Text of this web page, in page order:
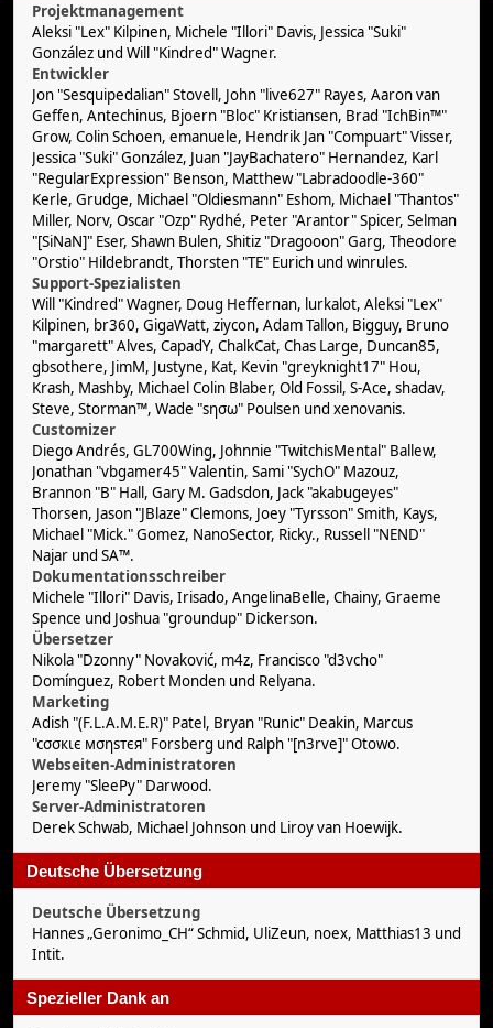
Projektmanagement
Aleksi "Lex" Kilpinen, Michele "Illori" Davis, Jessica "Suki"
González und Will "Kindred" Wagner.
Entwickler
Jon "Sesquipedalian" Stovell, John "live627" Rayes, Aaron van
Geffen, Antechinus, Bjoern "Bloc" Kristiansen, Brad "IchBin™"
Grow, Colin Schoen, emanuele, Hendrik Jan "Compuart" Visser,
Jessica "Suki" González, Juan "JayBachatero" Hernandez, Karl
"RegularExpression" Benson, Matthew "Labradoodle-360"
Kerle, Grudge, Michael "Oldiesmann" Eshom, Michael "Thantos"
Miller, Norv, Oscar "Ozp" Rydhé, Peter "Arantor" Spicer, Selman
"[SiNaN]" Eser, Shawn Bulen, Shitiz "Dragooon" Garg, Theodore
"Orstio" Hildebrandt, Thorsten "TE" Eurich und winrules.
Support-Spezialisten
Will "Kindred" Wagner, Doug Heffernan, lurkalot, Aleksi "Lex"
Kilpinen, br360, GigaWatt, ziycon, Adam Tallon, Bigguy, Bruno
"margarett" Alves, CapadY, ChalkCat, Chas Large, Duncan85,
gbsothere, JimM, Justyne, Kat, Kevin "greyknight17" Hou,
Krash, Mashby, Michael Colin Blaber, Old Fossil, S-Ace, shadav,
Steve, Storman™, Wade "sησω" Poulsen und xenovanis.
Customizer
Diego Andrés, GL700Wing, Johnnie "TwitchisMental" Ballew,
Jonathan "vbgamer45" Valentin, Sami "SychO" Mazouz,
Brannon "B" Hall, Gary M. Gadsdon, Jack "akabugeyes"
Thorsen, Jason "JBlaze" Clemons, Joey "Tyrsson" Smith, Kays,
Michael "Mick." Gomez, NanoSector, Ricky., Russell "NEND"
Najar und SA™.
Dokumentationsschreiber
Michele "Illori" Davis, Irisado, AngelinaBelle, Chainy, Graeme
Spence und Joshua "groundup" Dickerson.
Übersetzer
Nikola "Dzonny" Novaković, m4z, Francisco "d3vcho"
Domínguez, Robert Monden und Relyana.
Marketing
Adish "(F.L.A.M.E.R)" Patel, Bryan "Runic" Deakin, Marcus
"cσσкιє мσηѕтєя" Forsberg und Ralph "[n3rve]" Otowo.
Webseiten-Administratoren
Jeremy "SleePy" Darwood.
Server-Administratoren
Derek Schwab, Michael Johnson und Liroy van Hoewijk.
Deutsche Übersetzung
Deutsche Übersetzung
Hannes „Geronimo_CH“ Schmid, UliZeun, noex, Matthias13 und
Intit.
Spezieller Dank an